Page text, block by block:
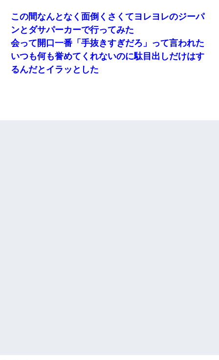
この間なんとなく面倒くさくてヨレヨレのジーパ
ンとダサパーカーで行ってみた
会って開口一番「手抜きすぎだろ」って言われた
いつも何も誉めてくれないのに駄目出しだけはす
るんだとイラッとした